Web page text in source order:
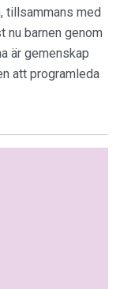
tillsammans med
nu barnen genom
är gemenskap
att programleda